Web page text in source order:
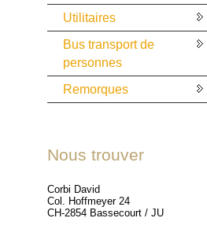
Utilitaires
Bus transport de
personnes
Remorques
Nous trouver
Corbi David
Col. Hoffmeyer 24
CH-2854 Bassecourt / JU